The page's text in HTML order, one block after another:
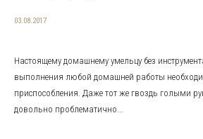
03.08.2017
Настоящему домашнему умельцу без
выполнения любой домашней работы
приспособления. Даже тот же гвоздь голыми
довольно проблематично...